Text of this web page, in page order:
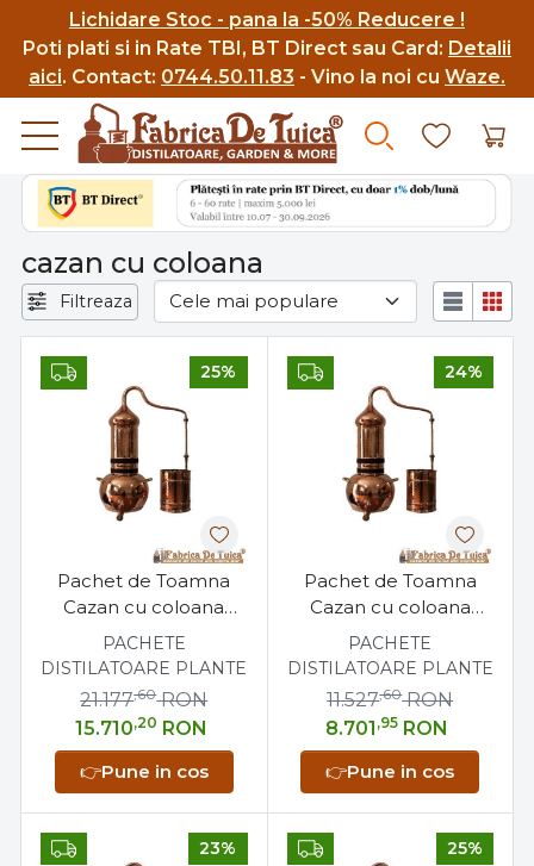
Lichidare Stoc - pana la -50% Reducere !
Poti plati si in Rate TBI, BT Direct sau Card: Detalii
aici. Contact: 0744.50.11.83 - Vino la noi cu Waze.
cazan cu coloana
Filtreaza
25%
Pachet de Toamna
Cazan cu coloana
uleiuri esentiale 200
litri + Separator
Profesional + Sita
antilipire
PACHETE
DISTILATOARE PLANTE
15.710,20 RON
21.177,60 RON
👉Pune in cos
24%
Pachet de Toamna
Cazan cu coloana
uleiuri esentiale 100
litri + Sita antilipire 100
litri
PACHETE
DISTILATOARE PLANTE
8.701 ,95 RON
11.527,60 RON
👉Pune in cos
23% 25%